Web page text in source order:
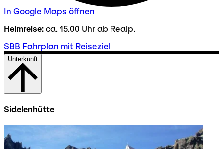
In Google Maps öffnen
Heimreise: ca. 15.00 Uhr ab Realp.
SBB Fahrplan mit Reiseziel
Unterkunft
Sidelenhütte